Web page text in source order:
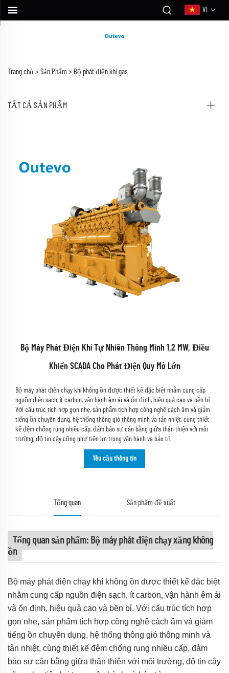
VI
Trang chủ > Sản Phẩm > Bộ phát điện khí gas
TẤT CẢ SẢN PHẨM
Bộ Máy Phát Điện Khí Tự Nhiên Thông Minh 1,2 MW, Điều
Khiển SCADA Cho Phát Điện Quy Mô Lớn
Bộ máy phát điện chạy khí không ồn được thiết kế đặc biệt nhằm cung cấp
nguồn điện sạch, ít carbon, vận hành êm ái và ổn định, hiệu quả cao và bền bỉ.
Với cấu trúc tích hợp gọn nhẹ, sản phẩm tích hợp công nghệ cách âm và giảm
tiếng ồn chuyên dụng, hệ thống thông gió thông minh và tản nhiệt, cùng thiết
kế đệm chống rung nhiều cấp, đảm bảo sự cân bằng giữa thân thiện với môi
trường, độ tin cậy cũng như tiện lợi trong vận hành và bảo trì.
Yêu cầu thông tin
Tổng quan Sản phẩm đề xuất
Tổng quan sản phẩm: Bộ máy phát điện chạy xăng không
ồn
Bộ máy phát điện chạy khí không ồn được thiết kế đặc biệt
nhằm cung cấp nguồn điện sạch, ít carbon, vận hành êm ái
và ổn định, hiệu quả cao và bền bỉ. Với cấu trúc tích hợp
gọn nhẹ, sản phẩm tích hợp công nghệ cách âm và giảm
tiếng ồn chuyên dụng, hệ thống thông gió thông minh và
tản nhiệt, cùng thiết kế đệm chống rung nhiều cấp, đảm
bảo sự cân bằng giữa thân thiện với môi trường, độ tin cậy